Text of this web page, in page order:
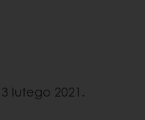
lutego 2021.